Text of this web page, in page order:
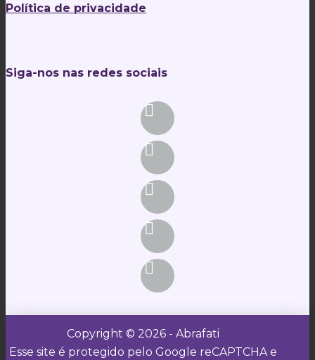
Política de privacidade
Siga-nos nas redes sociais
Copyright © 2026 - Abrafati
Esse site é protegido pelo Google reCAPTCHA e